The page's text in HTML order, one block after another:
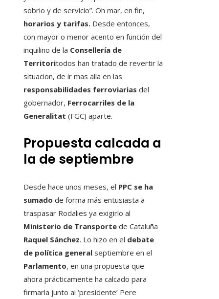
sobrio y de servicio”. Oh mar, en fin,
horarios y tarifas. Desde entonces,
con mayor o menor acento en función del
inquilino de la Consellería de
Territoritodos han tratado de revertir la
situacion, de ir mas alla en las
responsabilidades ferroviarias del
gobernador, Ferrocarriles de la
Generalitat (FGC) aparte.
Propuesta calcada a
la de septiembre
Desde hace unos meses, el PPC se ha
sumado de forma más entusiasta a
traspasar Rodalies ya exigirlo al
Ministerio de Transporte de Cataluña
Raquel Sánchez. Lo hizo en el debate
de política general septiembre en el
Parlamento, en una propuesta que
ahora prácticamente ha calcado para
firmarla junto al ‘presidente’ Pere